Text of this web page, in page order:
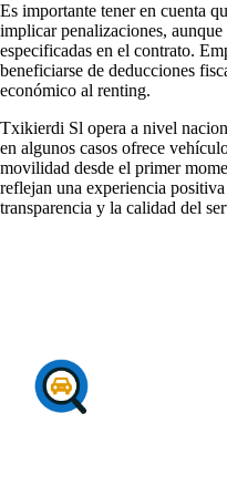
Es importante tener en cuenta
implicar penalizaciones, aunque
especificadas en el contrato.
beneficiarse de deducciones
económico al renting.
Txikierdi Sl opera a nivel
en algunos casos ofrece
movilidad desde el primer
reflejan una experiencia
transparencia y la calidad del